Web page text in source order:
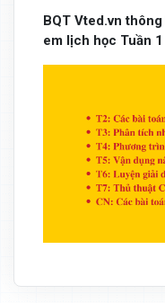
BQT Vted.vn
em lịch học Tuần